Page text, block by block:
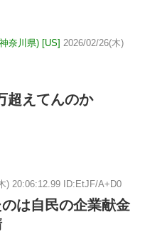
奈川県) [US] 2026/02/26(木)
超えてんのか
) 20:06:12.99 ID:EtJF/A+D0
は自民の企業献金